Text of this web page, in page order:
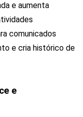
e aumenta
comunicados
e cria histórico de
e